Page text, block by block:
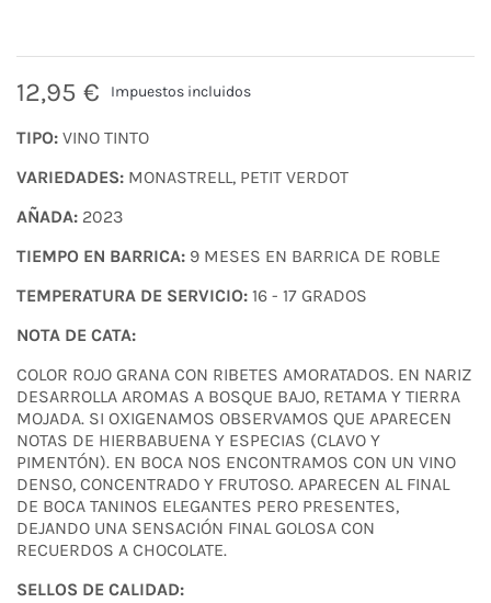
12,95 € Impuestos incluidos
TIPO: VINO TINTO
VARIEDADES: MONASTRELL, PETIT VERDOT
AÑADA: 2023
TIEMPO EN BARRICA: 9 MESES EN BARRICA DE ROBLE
TEMPERATURA DE SERVICIO: 16 - 17 GRADOS
NOTA DE CATA:
COLOR ROJO GRANA CON RIBETES AMORATADOS. EN NARIZ
DESARROLLA AROMAS A BOSQUE BAJO, RETAMA Y TIERRA
MOJADA. SI OXIGENAMOS OBSERVAMOS QUE APARECEN
NOTAS DE HIERBABUENA Y ESPECIAS (CLAVO Y
PIMENTÓN). EN BOCA NOS ENCONTRAMOS CON UN VINO
DENSO, CONCENTRADO Y FRUTOSO. APARECEN AL FINAL
DE BOCA TANINOS ELEGANTES PERO PRESENTES,
DEJANDO UNA SENSACIÓN FINAL GOLOSA CON
RECUERDOS A CHOCOLATE.
SELLOS DE CALIDAD: